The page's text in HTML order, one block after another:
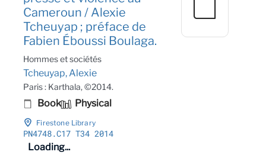
Cameroun / Alexie
Tcheuyap ; préface de
Fabien Éboussi Boulaga.
Hommes et sociétés
Tcheuyap, Alexie
Paris : Karthala, ©2014.
Book Physical
Firestone Library
PN4748.C17 T34 2014
Loading...